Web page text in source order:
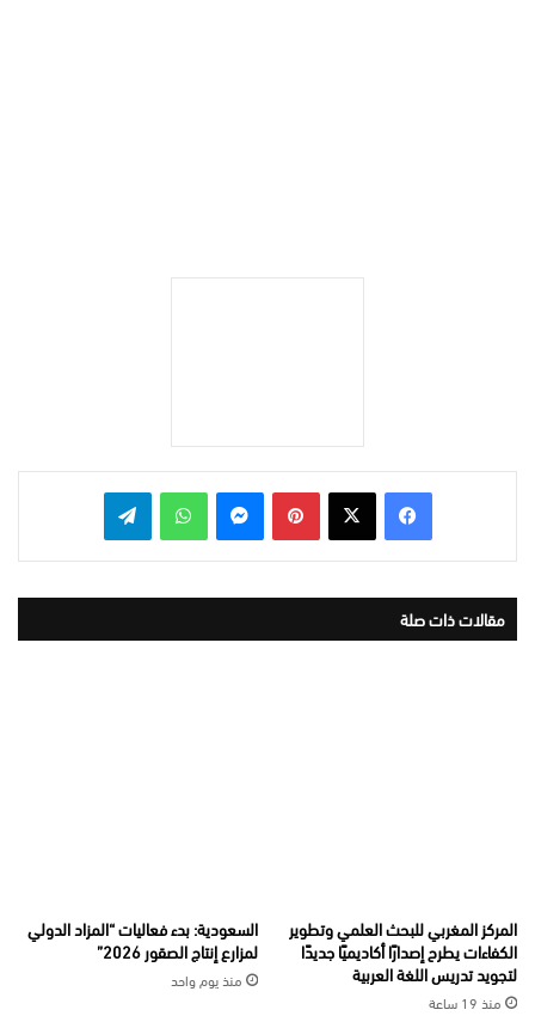
بينتيريست واتساب
مقالات ذات صلة
المركز المغربي للبحث العلمي وتطوير
الكفاءات يطرح إصدارًا أكاديميًا جديدًا
لتجويد تدريس اللغة العربية
منذ 19 ساعة
السعودية: بدء فعاليات “المزاد الدولي
لمزارع إنتاج الصقور 2026”
منذ يوم واحد